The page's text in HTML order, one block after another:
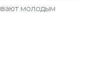
молодым